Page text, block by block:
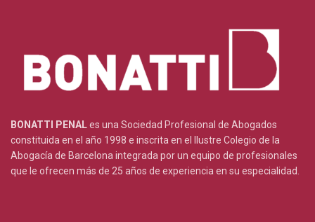
BONATTI PENALes una Sociedad Profesional de Abogados
constituida en el año 1998 e inscrita en el Ilustre Colegio de la
Abogacía de Barcelona integrada por un equipo de profesionales
que le ofrecen más de 25 años de experiencia en su especialidad.